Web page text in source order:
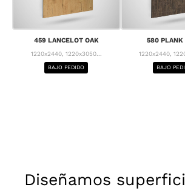
459 LANCELOT OAK
1220x2440, 1220x3050...
BAJO PEDIDO
580 PLANK
1220x2440,
BAJO
Diseñamos